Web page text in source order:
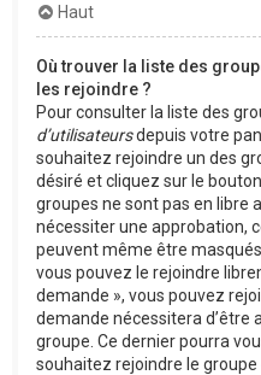
Haut
Où trouver la liste des
les rejoindre ?
Pour consulter la liste des
d’utilisateursdepuis votre
souhaitez rejoindre un des
désiré et cliquez sur le
groupes ne sont pas en libre
nécessiter une approbation,
peuvent même être
vous pouvez le rejoindre
demande », vous pouvez
demande nécessitera d’être
groupe. Ce dernier pourra
souhaitez rejoindre le groupe